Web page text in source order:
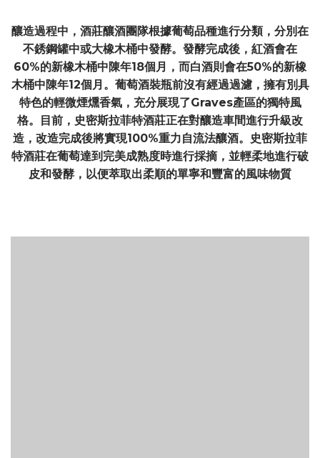
釀造過程中，酒莊釀酒團隊根據葡萄品種進行分類，分別在
不銹鋼罐中或大橡木桶中發酵。發酵完成後，紅酒會在
60%的新橡木桶中陳年18個月，而白酒則會在50%的新橡
木桶中陳年12個月。葡萄酒裝瓶前沒有經過過濾，擁有別具
特色的輕微煙燻香氣，充分展現了Graves產區的獨特風
格。目前，史密斯拉菲特酒莊正在對釀造車間進行升級改
造，改造完成後將實現100%重力自流法釀酒。史密斯拉菲
特酒莊在葡萄達到完美成熟度時進行採摘，並輕柔地進行破
皮和發酵，以便萃取出柔順的單寧和豐富的風味物質